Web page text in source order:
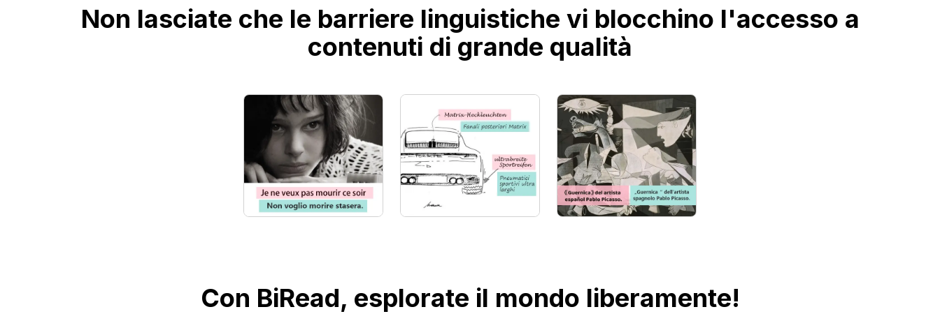
Non lasciate che le barriere linguistiche vi blocchino l'accesso a
contenuti di grande qualità
Con BiRead, esplorate il mondo liberamente!